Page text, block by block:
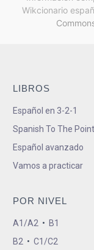
Wikcionario
LIBROS
Español en 3-2-1
Spanish To The Point
Español avanzado
Vamos a practicar
POR NIVEL
A1/A2 • B1
B2 • C1/C2